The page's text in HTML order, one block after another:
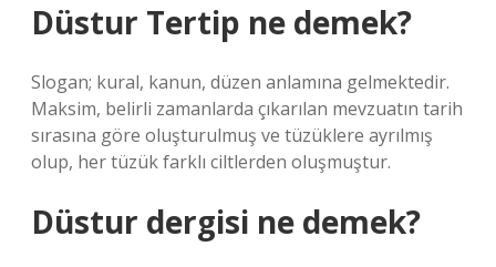
Düstur Tertip ne demek?
Slogan; kural, kanun, düzen anlamına gelmektedir.
Maksim, belirli zamanlarda çıkarılan mevzuatın tarih
sırasına göre oluşturulmuş ve tüzüklere ayrılmış
olup, her tüzük farklı ciltlerden oluşmuştur.
Düstur dergisi ne demek?